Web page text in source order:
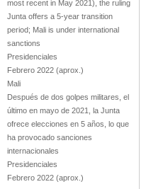
most recent in May 2021), the ruling
Junta offers a 5-year transition
period; Mali is under international
sanctions
Presidenciales
Febrero 2022 (aprox.)
Mali
Después de dos golpes militares, el
último en mayo de 2021, la Junta
ofrece elecciones en 5 años, lo que
ha provocado sanciones
internacionales
Presidenciales
Febrero 2022 (aprox.)